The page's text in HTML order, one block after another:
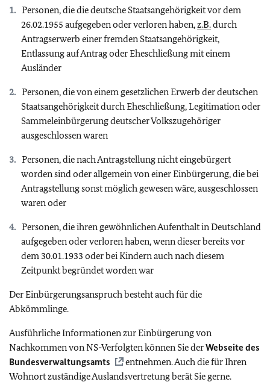
Personen, die die deutsche Staatsangehörigkeit vor dem
26.02.1955 aufgegeben oder verloren haben,z.B.durch
Antragserwerb einer fremden Staatsangehörigkeit,
Entlassung auf Antrag oder Eheschließung mit einem
Ausländer
Personen, die von einem gesetzlichen Erwerb der deutschen
Staatsangehörigkeit durch Eheschließung, Legitimation oder
Sammeleinbürgerung deutscher Volkszugehöriger
ausgeschlossen waren
Personen, die nach Antragstellung nicht eingebürgert
worden sind oder allgemein von einer Einbürgerung, die bei
Antragstellung sonst möglich gewesen wäre, ausgeschlossen
waren oder
Personen, die ihren gewöhnlichen Aufenthalt in Deutschland
aufgegeben oder verloren haben, wenn dieser bereits vor
dem 30.01.1933 oder bei Kindern auch nach diesem
Zeitpunkt begründet worden war
Der Einbürgerungsanspruch besteht auch für die
Abkömmlinge.
Ausführliche Informationen zur Einbürgerung von
Nachkommen von NS-Verfolgten können Sie derWebseite des
Bundesverwaltungsamts
entnehmen. Auch die für Ihren
Wohnort zuständige Auslandsvertretung berät Sie gerne.